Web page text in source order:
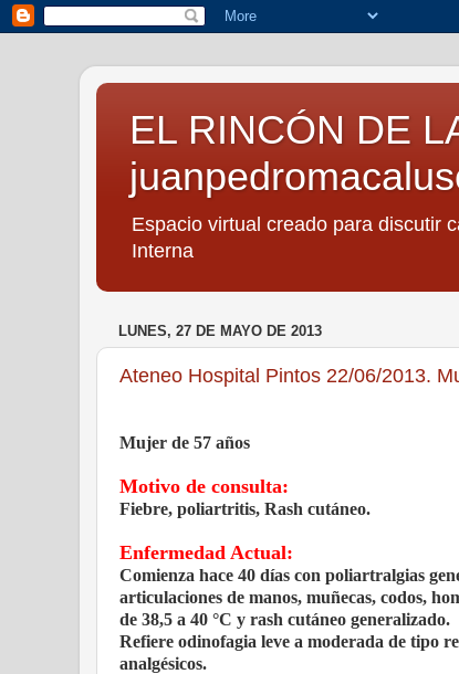
EL RINCÓN DE
Espacio virtual creado para discutir
Interna
LUNES, 27 DE MAYO DE 2013
Ateneo Hospital Pintos 22/06/2013.
Mujer de 57 años
Motivo de consulta:
Fiebre, poliartritis, Rash cutáneo.
Enfermedad Actual:
Comienza hace 40 días con poliartralgias
articulaciones de manos, muñecas, codos,
de 38,5 a 40 °C y rash cutáneo generalizado.
Refiere odinofagia leve a moderada de tipo
analgésicos.